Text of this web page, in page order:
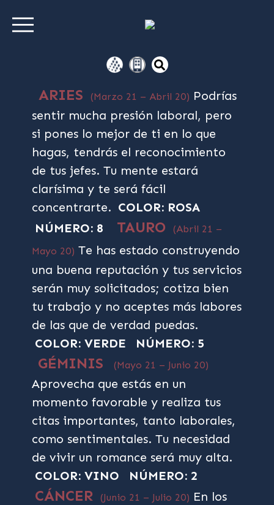
ARIES (Marzo 21 – Abril 20) Podrías
sentir mucha presión laboral, pero
si pones lo mejor de ti en lo que
hagas, tendrás el reconocimiento
de tus jefes. Tu mente estará
clarísima y te será fácil
concentrarte. COLOR: ROSA
NÚMERO: 8
TAURO
(Abril 21 –
Mayo 20) Te has estado construyendo
una buena reputación y tus servicios
serán muy solicitados; cotiza bien
tu trabajo y no aceptes más labores
de las que de verdad puedas.
COLOR: VERDE
NÚMERO: 5
GÉMINIS (Mayo 21 – Junio 20)
Aprovecha que estás en un
momento favorable y realiza tus
citas importantes, tanto laborales,
como sentimentales. Tu necesidad
de vivir un romance será muy alta.
COLOR: VINO
NÚMERO: 2
CÁNCER (Junio 21 – Julio 20) En los